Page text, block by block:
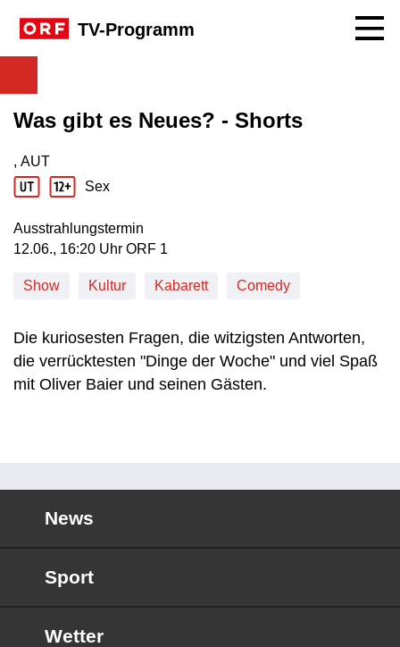
TV-Programm
Was gibt es Neues? - Shorts
Produktionsland: AUT
, AUT
Jugendschutz Beschreibung: Sex
Sex
Ausstrahlungstermin
12. Juni, 16:20 Uhr in ORF 1
12.06., 16:20 Uhr ORF 1
Show Kultur Kabarett Comedy
Die kuriosesten Fragen, die witzigsten Antworten,
die verrücktesten "Dinge der Woche" und viel Spaß
mit Oliver Baier und seinen Gästen.
News
Sport
Wetter